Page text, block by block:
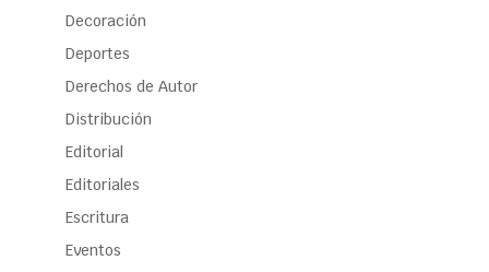
Decoración
Deportes
Derechos de Autor
Distribución
Editorial
Editoriales
Escritura
Eventos